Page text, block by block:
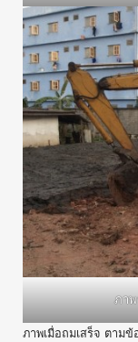
ภา
ภาพเมื่อถมเสร็จ ตามข้